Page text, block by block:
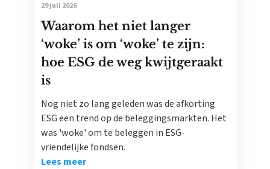
29 juli 2026
Waarom het niet langer
‘woke’ is om ‘woke’ te zijn:
hoe ESG de weg kwijtgeraakt
is
Nog niet zo lang geleden was de afkorting
ESG een trend op de beleggingsmarkten. Het
was 'woke' om te beleggen in ESG-
vriendelijke fondsen.
Lees meer